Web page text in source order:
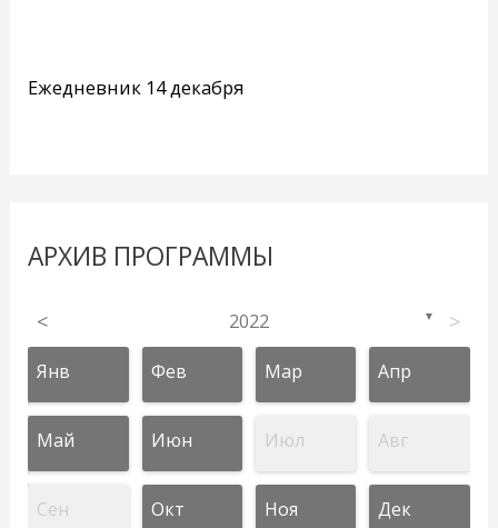
Ежедневник 14 декабря
АРХИВ ПРОГРАММЫ
< 2022 ▼ >
Янв Фев Мар Апр
Май Июн Июл Авг
Сен Окт Ноя Дек